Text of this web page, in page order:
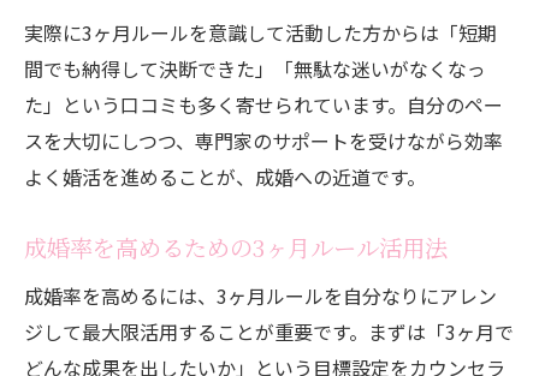
実際に3ヶ月ルールを意識して活動した方からは「短期
間でも納得して決断できた」「無駄な迷いがなくなっ
た」という口コミも多く寄せられています。自分のペー
スを大切にしつつ、専門家のサポートを受けながら効率
よく婚活を進めることが、成婚への近道です。
成婚率を高めるための3ヶ月ルール活用法
成婚率を高めるには、3ヶ月ルールを自分なりにアレン
ジして最大限活用することが重要です。まずは「3ヶ月で
どんな成果を出したいか」という目標設定をカウンセラ